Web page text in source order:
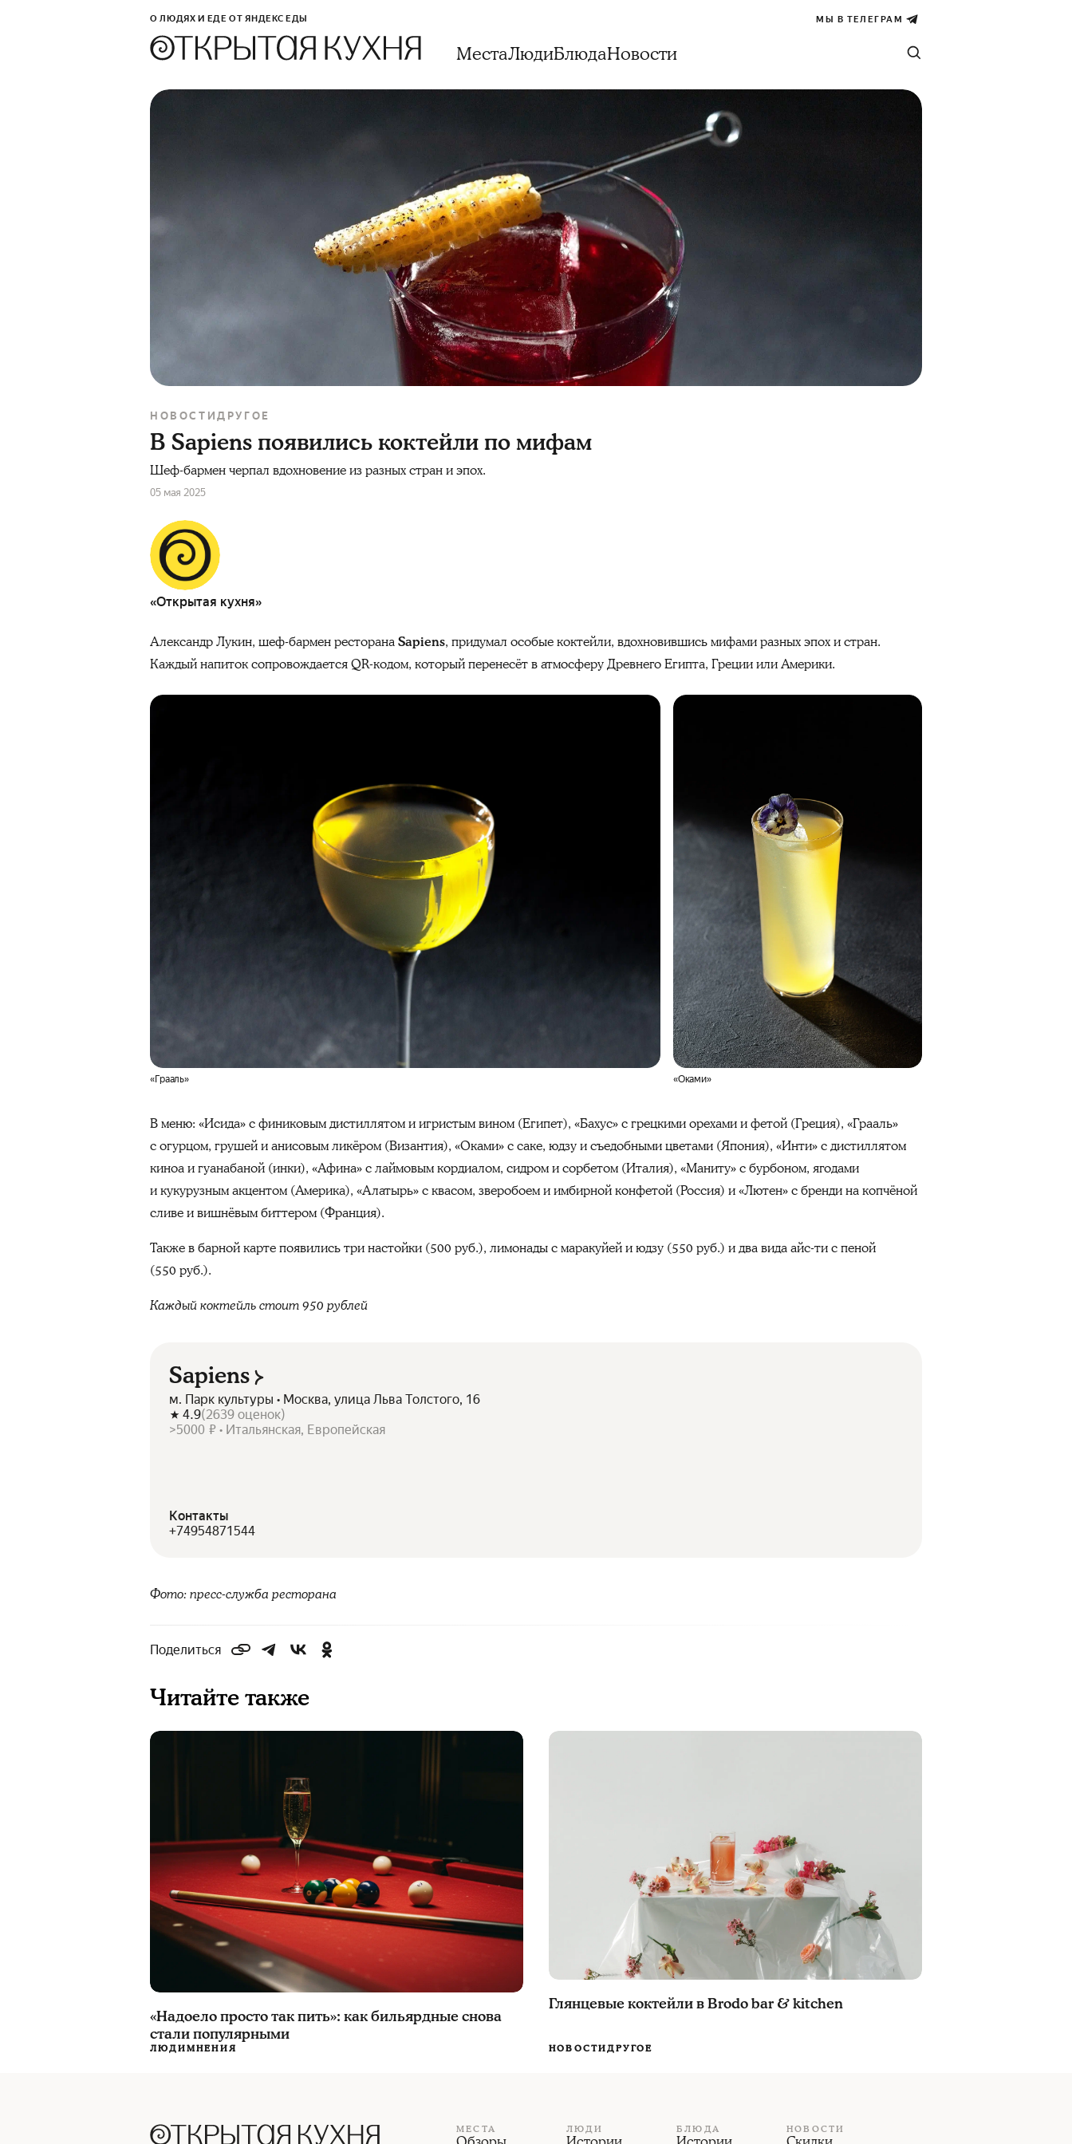
О ЛЮДЯХ И ЕДЕ ОТ ЯНДЕКС ЕДЫ МЫ В ТЕЛЕГРАМ
МестаЛюдиБлюдаНовости
НОВОСТИДРУГОЕ
В Sapiens появились коктейли по мифам
Шеф-бармен черпал вдохновение из разных стран и эпох.
05 мая 2025
«Открытая кухня»
Александр Лукин, шеф-бармен ресторанаSapiens, придумал особые коктейли, вдохновившись мифами разных эпох и стран.
Каждый напиток сопровождается QR-кодом, который перенесёт в атмосферу Древнего Египта, Греции или Америки.
«Грааль» «Оками»
В меню: «Исида» с финиковым дистиллятом и игристым вином (Египет), «Бахус» с грецкими орехами и фетой (Греция), «Грааль»
с огурцом, грушей и анисовым ликёром (Византия), «Оками» с саке, юдзу и съедобными цветами (Япония), «Инти» с дистиллятом
киноа и гуанабаной (инки), «Афина» с лаймовым кордиалом, сидром и сорбетом (Италия), «Маниту» с бурбоном, ягодами
и кукурузным акцентом (Америка), «Алатырь» с квасом, зверобоем и имбирной конфетой (Россия) и «Лютен» с бренди на копчёной
сливе и вишнёвым биттером (Франция).
Также в барной карте появились три настойки (500 руб.), лимонады с маракуйей и юдзу (550 руб.) и два вида айс-ти с пеной
(550 руб.).
Каждый коктейль стоит 950 рублей
Sapiens
м. Парк культуры • Москва, улица Льва Толстого, 16
4.9(2639 оценок)
>5000 ₽ • Итальянская, Европейская
Контакты
+74954871544
Фото: пресс-служба ресторана
Поделиться
Читайте также
«Надоело просто так пить»: как бильярдные снова
стали популярными
ЛЮДИМНЕНИЯ
Глянцевые коктейли в Brodo bar & kitchen
НОВОСТИДРУГОЕ
МЕСТА ЛЮДИ БЛЮДА НОВОСТИ